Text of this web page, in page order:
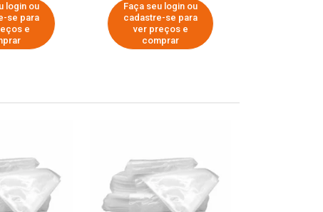
login ou
se para
e
Faça seu login ou
cadastre-se para
ver preços e
comprar